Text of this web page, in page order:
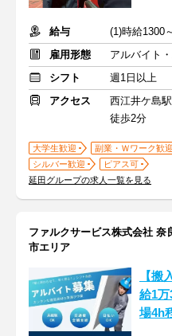
給与
雇用形態
アルバイト
シフト
週1日以上
アクセス
西江井ケ島駅
徒歩2分
大学生歓迎 副業・Ｗワーク歓迎
シルバー歓迎
ピアス可
延田グループの求人一覧を見る
ファルクサービス株式会社
市エリア
【搬
給1
場4h